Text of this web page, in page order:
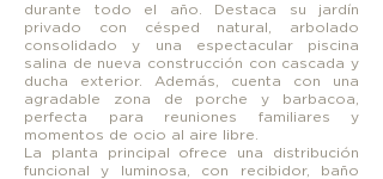
durante todo el año. Destaca su jardín
privado con césped natural, arbolado
consolidado y una espectacular piscina
salina de nueva construcción con cascada y
ducha exterior. Además, cuenta con una
agradable zona de porche y barbacoa,
perfecta para reuniones familiares y
momentos de ocio al aire libre.
La planta principal ofrece una distribución
funcional y luminosa, con recibidor, baño